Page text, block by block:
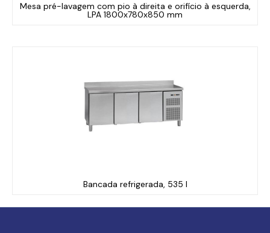
Mesa pré-lavagem com pio à direita e orifício à esquerda,
LPA 1800x780x850 mm
Bancada refrigerada, 535 l